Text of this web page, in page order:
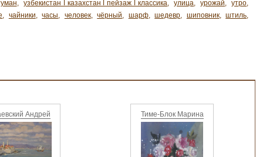
, узбекистан ǀ казахстан ǀ пейзаж ǀ классика, улица, урожай, утро,
, чайники, часы, человек, чёрный, шарф, шедевр, шиповник, штиль,
Андрей Тиме-Блок Марина